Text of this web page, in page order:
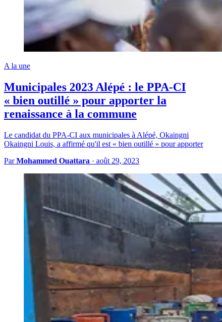
A la une
Municipales 2023 Alépé : le PPA-CI
« bien outillé » pour apporter la
renaissance à la commune
Le candidat du PPA-CI aux municipales à Alépé, Okaingni
Okaingni Louis, a affirmé qu'il est « bien outillé » pour apporter
ParMohammed Ouattara · août 29, 2023